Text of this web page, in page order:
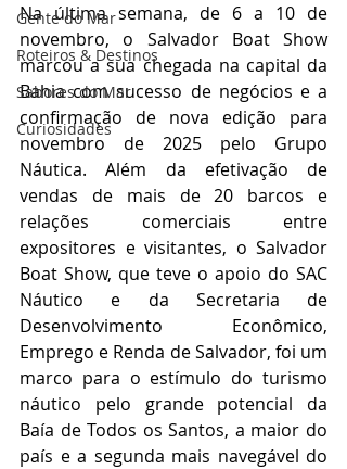
Gente do Mar
Roteiros & Destinos
Sabores do Mar
Curiosidades
Na última semana, de 6 a 10 de
novembro, o Salvador Boat Show
marcou a sua chegada na capital da
Bahia com sucesso de negócios e a
confirmação de nova edição para
novembro de 2025 pelo Grupo
Náutica. Além da efetivação de
vendas de mais de 20 barcos e
relações comerciais entre
expositores e visitantes, o Salvador
Boat Show, que teve o apoio do SAC
Náutico e da Secretaria de
Desenvolvimento Econômico,
Emprego e Renda de Salvador, foi um
marco para o estímulo do turismo
náutico pelo grande potencial da
Baía de Todos os Santos, a maior do
país e a segunda mais navegável do